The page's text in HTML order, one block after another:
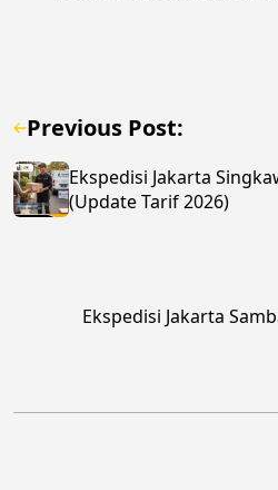
Previous Post:
Ekspedisi Jakarta
(Update Tarif 2026)
Ekspedisi Jakarta